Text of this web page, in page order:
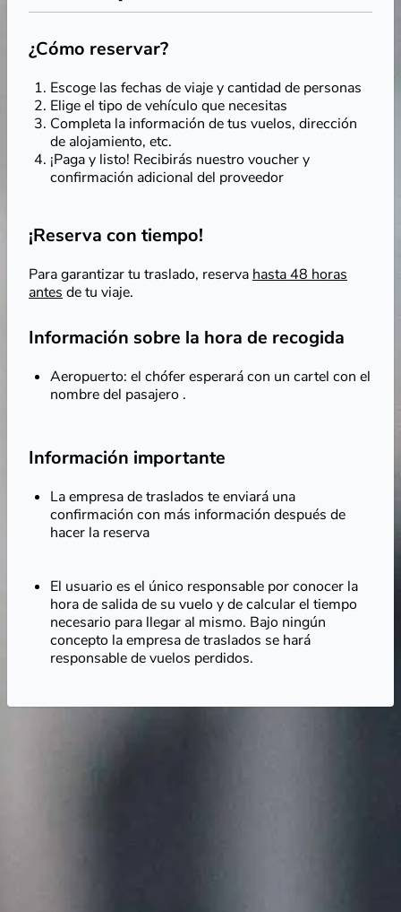
¿Cómo reservar?
Escoge las fechas de viaje y cantidad de personas
Elige el tipo de vehículo que necesitas
Completa la información de tus vuelos, dirección
de alojamiento, etc.
¡Paga y listo! Recibirás nuestro voucher y
confirmación adicional del proveedor
¡Reserva con tiempo!
Para garantizar tu traslado, reserva hasta 48 horas
antes de tu viaje.
Información sobre la hora de recogida
Aeropuerto: el chófer esperará con un cartel con el
nombre del pasajero .
Información importante
La empresa de traslados te enviará una
confirmación con más información después de
hacer la reserva
El usuario es el único responsable por conocer la
hora de salida de su vuelo y de calcular el tiempo
necesario para llegar al mismo. Bajo ningún
concepto la empresa de traslados se hará
responsable de vuelos perdidos.